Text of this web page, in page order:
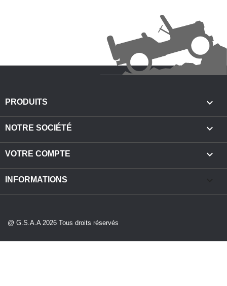
PRODUITS 
NOTRE SOCIÉTÉ 
VOTRE COMPTE 
INFORMATIONS
@ G.S.A.A 2026 Tous droits réservés